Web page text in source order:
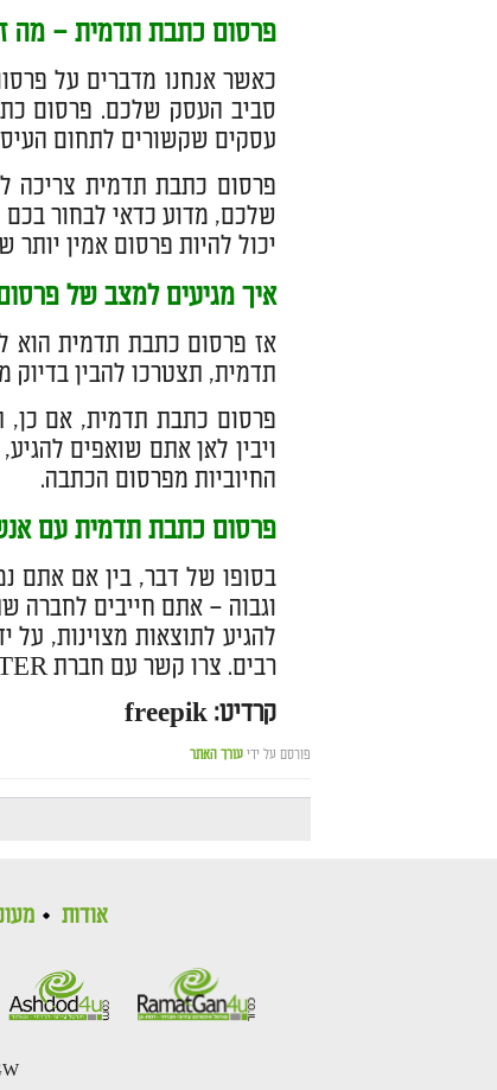
פרסום כתבת תדמית – מה
כאשר אנחנו מדברים על
סביב העסק שלכם. פרסום
עסקים שקשורים לתחום
פרסום כתבת תדמית צריכה
שלכם, מדוע כדאי לבחור
יכול להיות פרסום אמין יותר
איך מגיעים למצב של
אז פרסום כתבת תדמית הוא
תדמית, תצטרכו להבין
פרסום כתבת תדמית, אם
ויבין לאן אתם שואפים
החיוביות מפרסום הכתבה.
פרסום כתבת תדמית עם
בסופו של דבר, בין אם אתם
להגיע לתוצאות מצוינות, על
רבים. צרו קשר עם חברת BETTER ותוכלו להתחיל לנשום אוויר פסגות. בהצלחה!
קרדיט: freepik
פורסם על ידי עורך האתר
אודות